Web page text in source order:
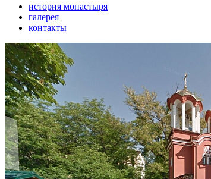
история монастыря
галерея
контакты